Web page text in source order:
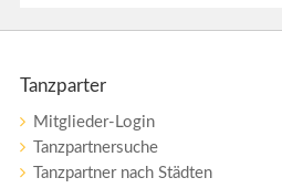
Tanzparter
Mitglieder-Login
Tanzpartnersuche
Tanzpartner nach Städten